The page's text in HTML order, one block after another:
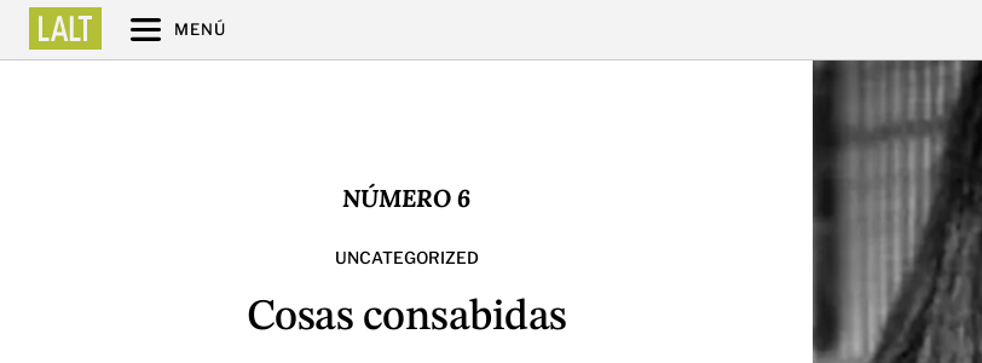
MENÚ
NÚMERO 6
UNCATEGORIZED
Cosas consabidas